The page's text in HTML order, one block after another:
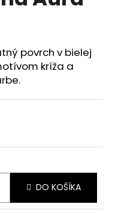
povrch v bielej
kríža a
DO KOŠÍKA